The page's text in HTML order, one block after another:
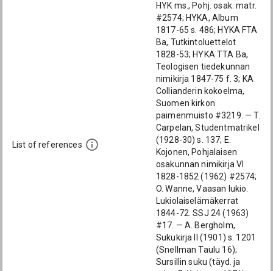
List of references
HYK ms., Pohj. osak. matr.
#2574; HYKA, Album
1817-65 s. 486; HYKA FTA
Ba, Tutkintoluettelot
1828-53; HYKA TTA Ba,
Teologisen tiedekunnan
nimikirja 1847-75 f. 3; KA
Collianderin kokoelma,
Suomen kirkon
paimenmuisto #3219. — T.
Carpelan, Studentmatrikel
(1928-30) s. 137; E.
Kojonen, Pohjalaisen
osakunnan nimikirja VI
1828-1852 (1962) #2574;
O. Wanne, Vaasan lukio.
Lukiolaiselämäkerrat
1844-72. SSJ 24 (1963)
#17. — A. Bergholm,
Sukukirja II (1901) s. 1201
(Snellman Taulu 16);
Sursillin suku (täyd. ja